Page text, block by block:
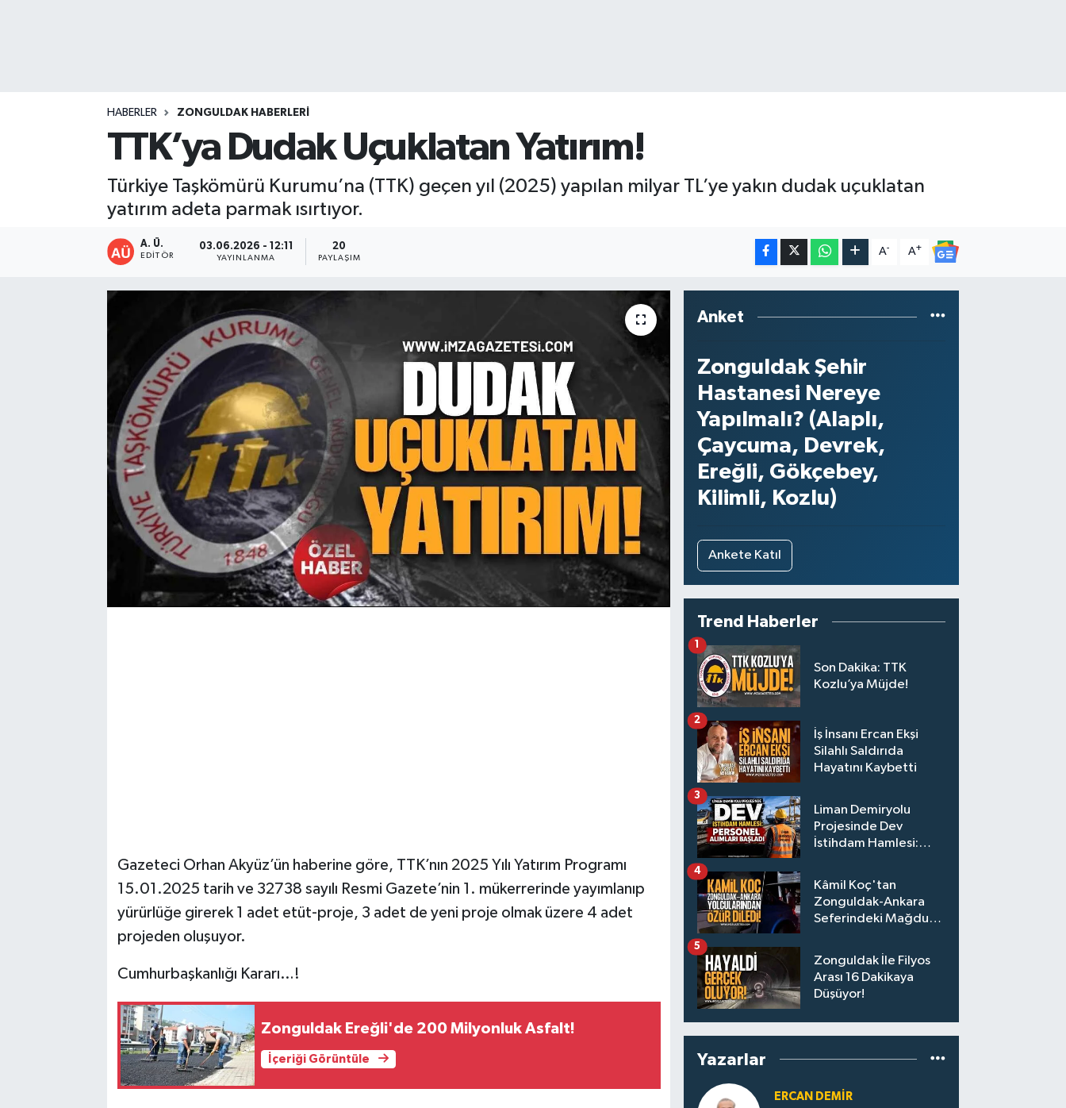
HABERLER ZONGULDAK HABERLERI
TTK’ya Dudak Uçuklatan Yatırım!
Türkiye Taşkömürü Kurumu’na (TTK) geçen yıl (2025) yapılan milyar TL’ye yakın dudak uçuklatan
yatırım adeta parmak ısırtıyor.
A. Ü.
EDITÖR
03.06.2026 - 12:11
YAYINLANMA
20
PAYLAŞIM
A- A+
Gazeteci Orhan Akyüz’ün haberine göre, TTK’nın 2025 Yılı Yatırım Programı
15.01.2025 tarih ve 32738 sayılı Resmi Gazete’nin 1. mükerrerinde yayımlanıp
yürürlüğe girerek 1 adet etüt-proje, 3 adet de yeni proje olmak üzere 4 adet
projeden oluşuyor.
Cumhurbaşkanlığı Kararı…!
Zonguldak Ereğli'de 200 Milyonluk Asfalt!
İçeriği Görüntüle
Anket
Zonguldak Şehir
Hastanesi Nereye
Yapılmalı? (Alaplı,
Çaycuma, Devrek,
Ereğli, Gökçebey,
Kilimli, Kozlu)
Ankete Katıl
Trend Haberler
Son Dakika: TTK
Kozlu’ya Müjde!
1
İş İnsanı Ercan Ekşi
Silahlı Saldırıda
Hayatını Kaybetti
2
Liman Demiryolu
Projesinde Dev
İstihdam Hamlesi:
3
Kâmil Koç'tan
Zonguldak-Ankara
Seferindeki Mağdur
4
Zonguldak İle Filyos
Arası 16 Dakikaya
Düşüyor!
5
Yazarlar
ERCAN DEMIR